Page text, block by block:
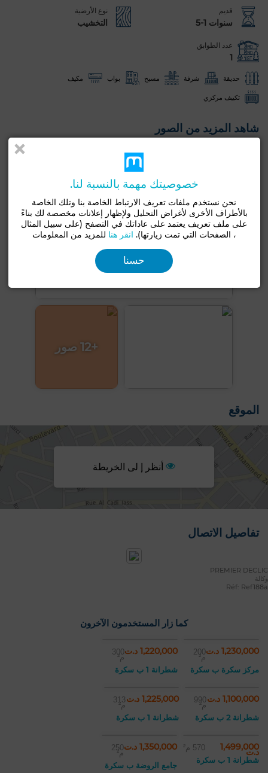
قديم
سنوات 1-5
نوع الأرضية
التخشيب
عدد الطوابق
1
حديقة شرفة مسبح بواب مكيف
تكييف مركزي
شاهد المزيد من الصور
+12 صور
الموقع
أنظر إ لى الخريطة
تفاصيل الاتصال
PREMIER DECLIC
وكالة
Réf: Ref188a
كما زار المستخدمون الآخرون
1,230,000 د.ت 200
م²
مركز سكرة ب سكرة
1,220,000 د.ت 300
م²
شطرانة 1 ب سكرة
1,100,000 د.ت 990
م²
شطرانة 2 ب سكرة
1,225,000 د.ت 313
م²
شطرانة 1 ب سكرة
1,499,000
د.ت 570 م²
شطرانة 1 ب سكرة
1,350,000 د.ت 250
م²
جامع الروضة ب سكرة
خصوصيتك مهمة بالنسبة لنا.
نحن نستخدم ملفات تعريف الارتباط الخاصة بنا وتلك الخاصة
بالأطراف الأخرى لأغراض التحليل ولإظهار إعلانات مخصصة لك بناءً
على ملف تعريف يعتمد على عاداتك في التصفح (على سبيل المثال
، الصفحات التي تمت زيارتها). انقر هنا للمزيد من المعلومات
حسنا